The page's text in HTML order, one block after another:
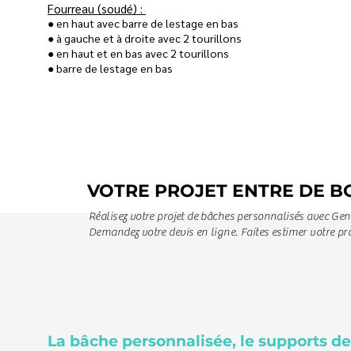
La bâche personnalisée, le supports
Fourreau ​(soudé)​ :
● en haut avec barre de lestage en bas
● à gauche et à droite avec 2 tourillons
● en haut et en bas avec 2 tourillons
● barre de lestage en bas
VOTRE PROJET ENTRE DE
Réalisez votre projet de bâches personnalisés avec
Demandez votre devis en ligne. Faites estimer votre